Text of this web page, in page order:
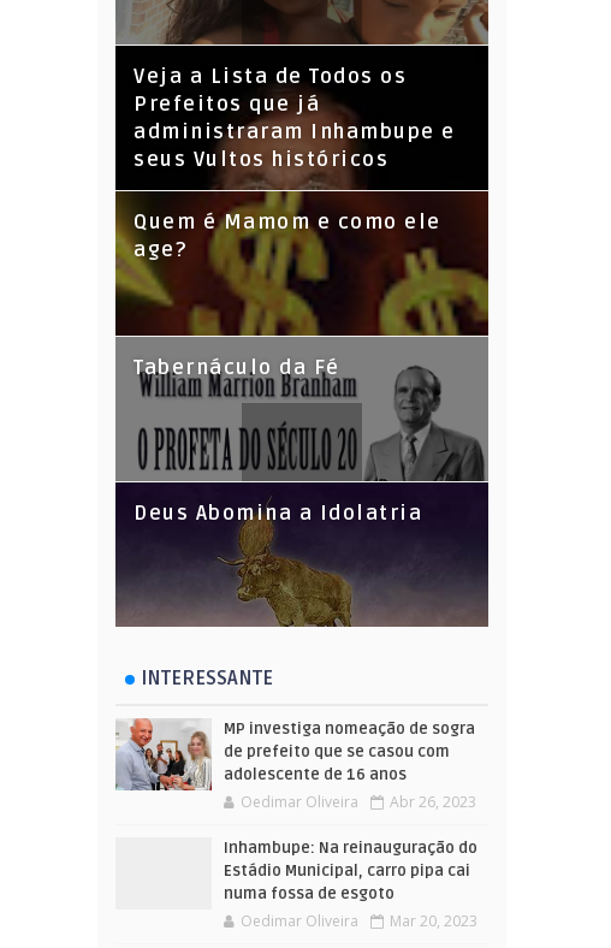
Veja a Lista de Todos os
Prefeitos que já
administraram Inhambupe e
seus Vultos históricos
Quem é Mamom e como ele
age?
Tabernáculo da Fé
Deus Abomina a Idolatria
INTERESSANTE
MP investiga nomeação de sogra
de prefeito que se casou com
adolescente de 16 anos
Oedimar Oliveira Abr 26, 2023
Inhambupe: Na reinauguração do
Estádio Municipal, carro pipa cai
numa fossa de esgoto
Oedimar Oliveira Mar 20, 2023